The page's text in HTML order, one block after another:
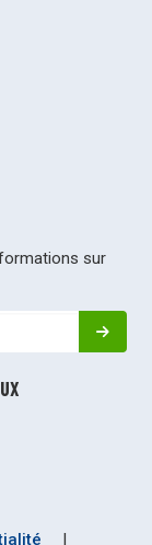
sur
|